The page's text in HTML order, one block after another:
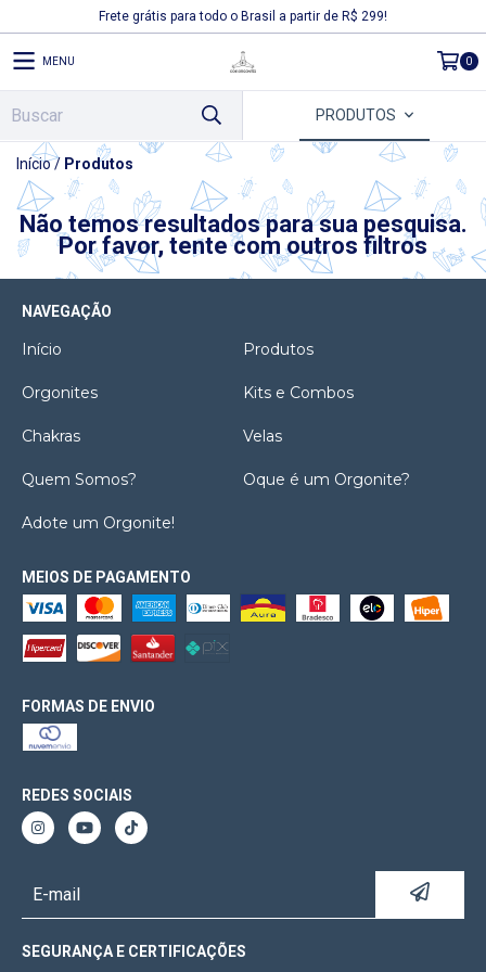
Frete grátis para todo o Brasil a partir de R$ 299!
MENU 0
PRODUTOS
Início/ Produtos
Não temos resultados para sua pesquisa.
Por favor, tente com outros filtros
NAVEGAÇÃO
Início Produtos
Orgonites Kits e Combos
Chakras Velas
Quem Somos? Oque é um Orgonite?
Adote um Orgonite!
MEIOS DE PAGAMENTO
FORMAS DE ENVIO
REDES SOCIAIS
SEGURANÇA E CERTIFICAÇÕES